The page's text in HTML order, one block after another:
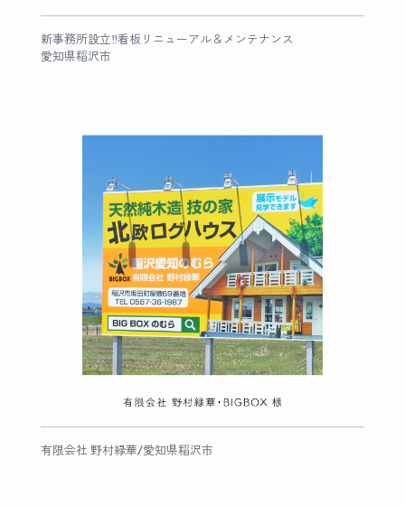
新事務所設立‼︎看板リニューアル＆メンテナンス
愛知県稲沢市
有限会社 野村緑華/愛知県稲沢市